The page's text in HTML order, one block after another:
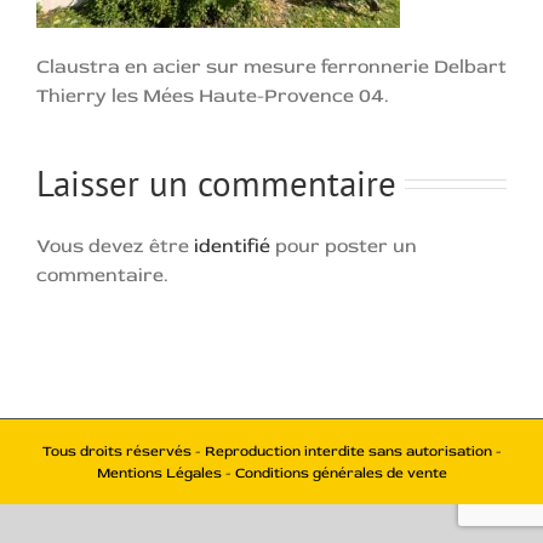
Claustra en acier sur mesure ferronnerie Delbart
Thierry les Mées Haute-Provence 04.
Laisser un commentaire
Vous devez être identifié pour poster un
commentaire.
Tous droits réservés - Reproduction interdite sans autorisation -
Mentions Légales - Conditions générales de vente